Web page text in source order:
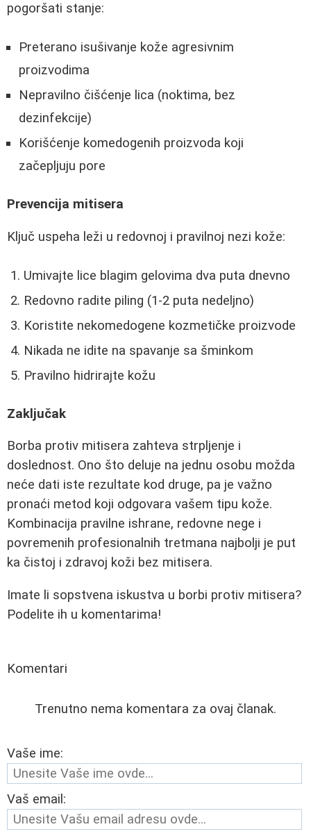
pogoršati stanje:
Preterano isušivanje kože agresivnim
proizvodima
Nepravilno čišćenje lica (noktima, bez
dezinfekcije)
Korišćenje komedogenih proizvoda koji
začepljuju pore
Prevencija mitisera
Ključ uspeha leži u redovnoj i pravilnoj nezi kože:
Umivajte lice blagim gelovima dva puta dnevno
Redovno radite piling (1-2 puta nedeljno)
Koristite nekomedogene kozmetičke proizvode
Nikada ne idite na spavanje sa šminkom
Pravilno hidrirajte kožu
Zaključak
Borba protiv mitisera zahteva strpljenje i
doslednost. Ono što deluje na jednu osobu možda
neće dati iste rezultate kod druge, pa je važno
pronaći metod koji odgovara vašem tipu kože.
Kombinacija pravilne ishrane, redovne nege i
povremenih profesionalnih tretmana najbolji je put
ka čistoj i zdravoj koži bez mitisera.
Imate li sopstvena iskustva u borbi protiv mitisera?
Podelite ih u komentarima!
Komentari
Trenutno nema komentara za ovaj članak.
Vaše ime:
Vaš email: